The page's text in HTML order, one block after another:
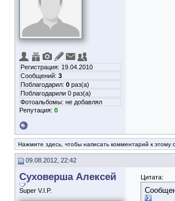
Регистрация: 19.04.2010
Сообщений: 3
Поблагодарил: 0 раз(а)
Поблагодарили 0 раз(а)
Фотоальбомы: не добавлял
Репутация: 0
Нажмите здесь, чтобы написать комментарий к этому
09.08.2012, 22:42
Суховерша Алексей
Super V.I.P.
Цитата: